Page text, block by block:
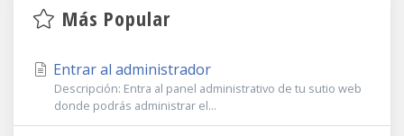
Más Popular
Entrar al administrador
Descripción: Entra al panel administrativo de tu sutio web
donde podrás administrar el...